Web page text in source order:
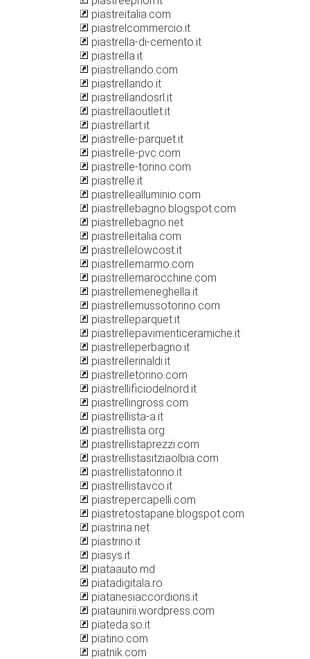
piastreitalia.com
piastrelcommercio.it
piastrella-di-cemento.it
piastrella.it
piastrellando.com
piastrellando.it
piastrellandosrl.it
piastrellaoutlet.it
piastrellart.it
piastrelle-parquet.it
piastrelle-pvc.com
piastrelle-torino.com
piastrelle.it
piastrellealluminio.com
piastrellebagno.blogspot.com
piastrellebagno.net
piastrelleitalia.com
piastrellelowcost.it
piastrellemarmo.com
piastrellemarocchine.com
piastrellemeneghella.it
piastrellemussotorino.com
piastrelleparquet.it
piastrellepavimenticeramiche.it
piastrelleperbagno.it
piastrellerinaldi.it
piastrelletorino.com
piastrellificiodelnord.it
piastrellingross.com
piastrellista-a.it
piastrellista.org
piastrellistaprezzi.com
piastrellistasitziaolbia.com
piastrellistatorino.it
piastrellistavco.it
piastrepercapelli.com
piastretostapane.blogspot.com
piastrina.net
piastrino.it
piasys.it
piataauto.md
piatadigitala.ro
piatanesiaccordions.it
piataunirii.wordpress.com
piateda.so.it
piatino.com
piatnik.com